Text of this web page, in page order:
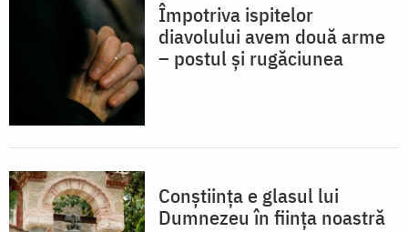
Împotriva ispitelor
diavolului avem două arme
– postul și rugăciunea
Conștiința e glasul lui
Dumnezeu în ființa noastră